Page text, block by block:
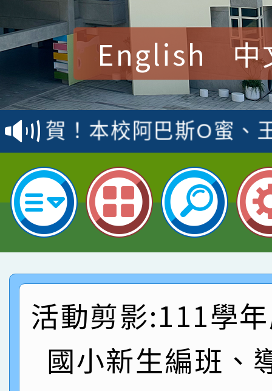
English 中
賀！本校參加桃園市中
賽 洪綺君教師榮獲社
名
賀！本校阿巴斯O蜜、
倩參加桃園市科展 國
名 指導老師王老師、
賀！本校四年二班張O
園市英語競賽國小朗讀
指導老師林老師
賀！本校參加桃園市中
賽 劉文瑛教師榮獲教
賀！本校參與2026世
名
賀！本校阿巴斯O蜜、
倩參加桃園市科展 國
名 指導老師王老師、
賀！本校四年二班張O
園市英語競賽國小朗讀
賀！本校參加桃園市中
活動剪影:111學
國小新生編班、